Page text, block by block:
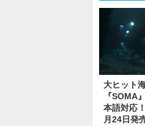
大ヒット
『SOMA
本語対応
月24日発